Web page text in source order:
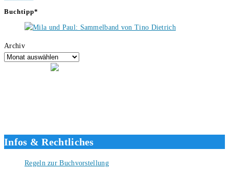
Buchtipp*
Archiv
Infos & Rechtliches
Regeln zur Buchvorstellung